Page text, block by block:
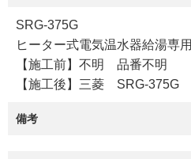
SRG-375G
ヒーター式電気温水器給湯専用
【施工前】不明 品番不明
【施工後】三菱 SRG-375G
備考